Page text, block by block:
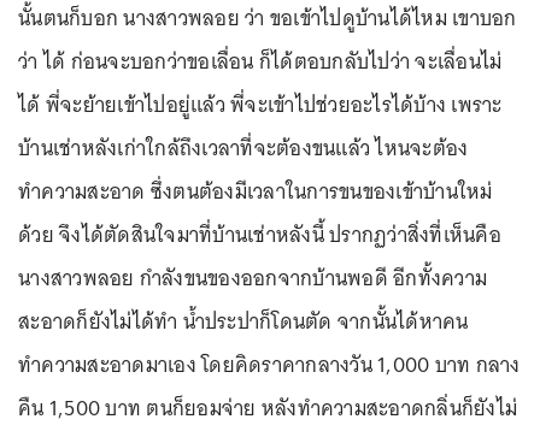
นั้นตนก็บอก นางสาวพลอย ว่า ขอเข้าไปดูบ้านได้ไหม เขาบอก
ว่า ได้ ก่อนจะบอกว่าขอเลื่อน ก็ได้ตอบกลับไปว่า จะเลื่อนไม่
ได้ พี่จะย้ายเข้าไปอยู่แล้ว พี่จะเข้าไปช่วยอะไรได้บ้าง เพราะ
บ้านเช่าหลังเก่าใกล้ถึงเวลาที่จะต้องขนแล้ว ไหนจะต้อง
ทำความสะอาด ซึ่งตนต้องมีเวลาในการขนของเข้าบ้านใหม่
ด้วย จึงได้ตัดสินใจมาที่บ้านเช่าหลังนี้ ปรากฏว่าสิ่งที่เห็นคือ
นางสาวพลอย กำลังขนของออกจากบ้านพอดี อีกทั้งความ
สะอาดก็ยังไม่ได้ทำ น้ำประปาก็โดนตัด จากนั้นได้หาคน
ทำความสะอาดมาเอง โดยคิดราคากลางวัน 1,000 บาท กลาง
คืน 1,500 บาท ตนก็ยอมจ่าย หลังทำความสะอาดกลิ่นก็ยังไม่